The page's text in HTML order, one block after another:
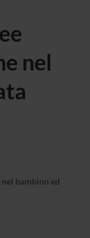
nel
bambino ed